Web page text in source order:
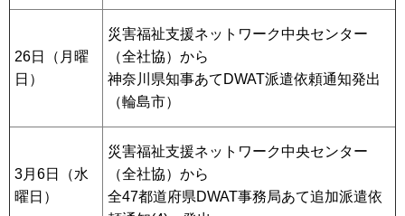
26日（月曜
日）
災害福祉支援ネットワーク中央センター
（全社協）から
神奈川県知事あてDWAT派遣依頼通知発出
（輪島市）
3月6日（水
曜日）
災害福祉支援ネットワーク中央センター
（全社協）から
全47都道府県DWAT事務局あて追加派遣依